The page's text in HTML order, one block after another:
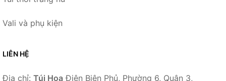
Vali và phụ kiện
LIÊN HỆ
Địa chỉ: Túi Hoa Điện Biên Phủ, Phường 6, Quận 3,